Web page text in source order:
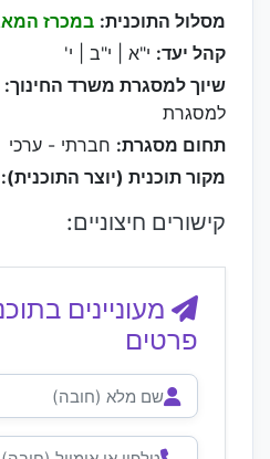
מסלול התוכנית: במכרז
קהל יעד: י"א | י"ב | י'
שיוך למסגרת משרד החינוך:
למסגרת
תחום מסגרת: חברתי - ערכי
מקור תוכנית (יוצר התוכנית):
קישורים חיצוניים:
מעוניינים
פרטים